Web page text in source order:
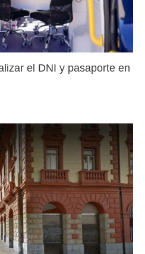
el DNI y pasaporte en